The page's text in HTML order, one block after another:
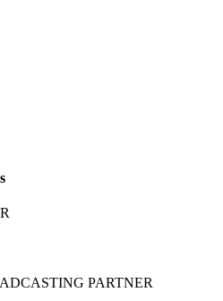
PARTNER